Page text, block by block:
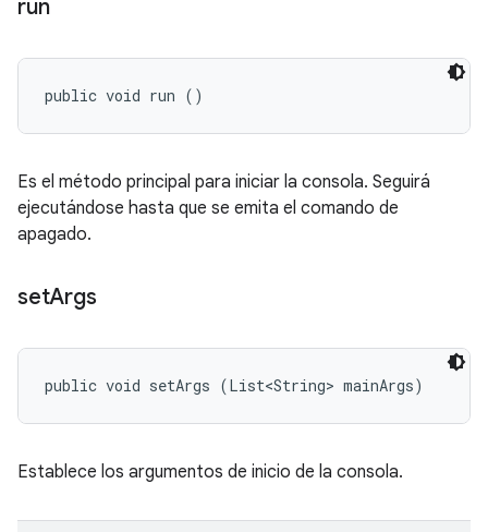
run
public void run ()
Es el método principal para iniciar la consola. Seguirá
ejecutándose hasta que se emita el comando de
apagado.
setArgs
public void setArgs (List<String> mainArgs)
Establece los argumentos de inicio de la consola.